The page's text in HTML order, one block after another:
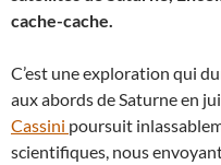
cache-cache.
C’est une exploration qui
aux abords de Saturne en
Cassini poursuit
scientifiques, nous